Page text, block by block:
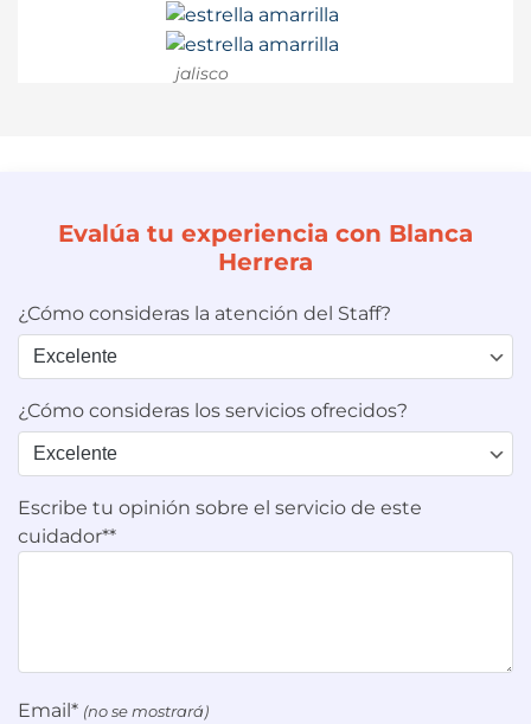
jalisco
Evalúa tu experiencia con Blanca
Herrera
¿Cómo consideras la atención del Staff?
¿Cómo consideras los servicios ofrecidos?
Escribe tu opinión sobre el servicio de este
cuidador**
Email* (no se mostrará)